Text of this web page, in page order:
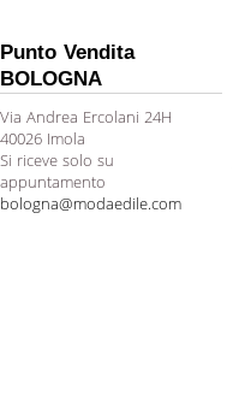
Punto Vendita
BOLOGNA
Via Andrea Ercolani 24H
40026 Imola
Si riceve solo su
appuntamento
bologna@modaedile.com